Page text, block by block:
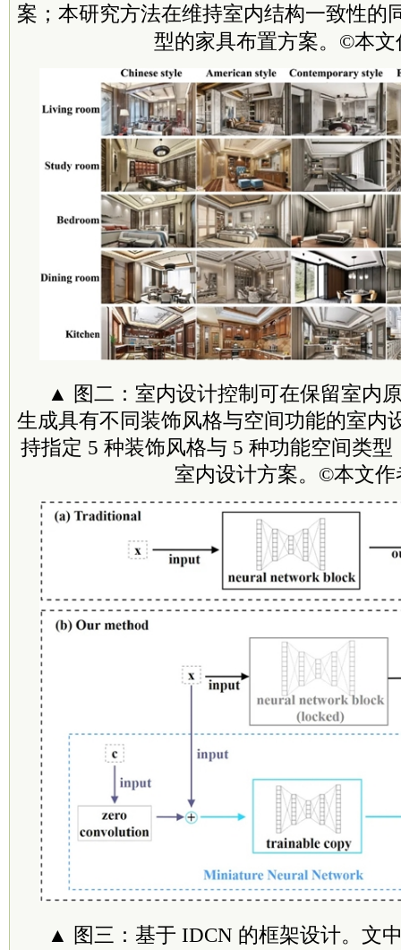
案；本研究方法在维持室内结构一致性的
型的家具布置方案。©本文
▲ 图二：室内设计控制可在保留室内
生成具有不同装饰风格与空间功能的室内
持指定 5 种装饰风格与 5 种功能空间类型
室内设计方案。©本文作
▲ 图三：基于 IDCN 的框架设计。文